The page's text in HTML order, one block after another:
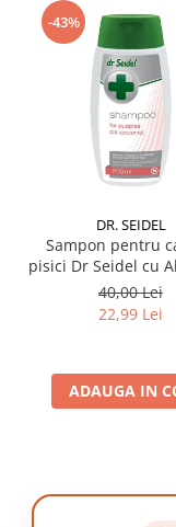
-43%
DR. SEIDEL
Sampon pentru
pisici Dr Seidel cu
220 ml
40,00 Lei
22,99 Lei
ADAUGA IN